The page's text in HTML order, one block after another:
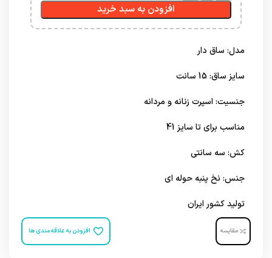
افزودن به سبد خرید
مدل: ساق دار
سایز ساق: 15 سانت
جنسیت: اسپرت زنانه و مردانه
مناسب برای تا سایز 41
کش: سه سانتی
جنس: نخ پنبه حوله ای
تولید کشور ایران
مقایسه افزودن به علاقه مندی ها